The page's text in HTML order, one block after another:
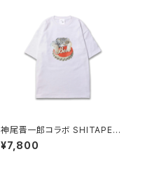
神尾晋一郎コラボ SHITAPER
¥7,800